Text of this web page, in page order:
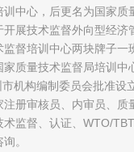
中心，后更名为国家质
展技术监督外向型经济
督培训中心两块牌子一
质量技术监督局培训中
机构编制委员会批准设
注册审核员、内审员、质
术监督、认证、WTO/
。